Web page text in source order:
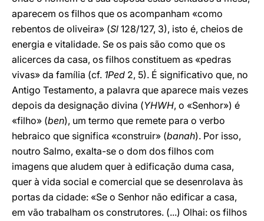
aparecem os filhos que os acompanham «como
rebentos de oliveira» (Sl 128/127, 3), isto é, cheios de
energia e vitalidade. Se os pais são como que os
alicerces da casa, os filhos constituem as «pedras
vivas» da família (cf. 1Ped 2, 5). É significativo que, no
Antigo Testamento, a palavra que aparece mais vezes
depois da designação divina (YHWH, o «Senhor») é
«filho» (ben), um termo que remete para o verbo
hebraico que significa «construir» (banah). Por isso,
noutro Salmo, exalta-se o dom dos filhos com
imagens que aludem quer à edificação duma casa,
quer à vida social e comercial que se desenrolava às
portas da cidade: «Se o Senhor não edificar a casa,
em vão trabalham os construtores. (...) Olhai: os filhos